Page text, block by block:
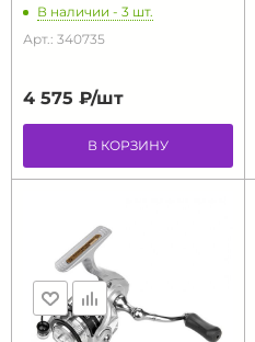
В наличии - 3 шт.
Арт.: 340735
4 575 ₽/шт
В КОРЗИНУ